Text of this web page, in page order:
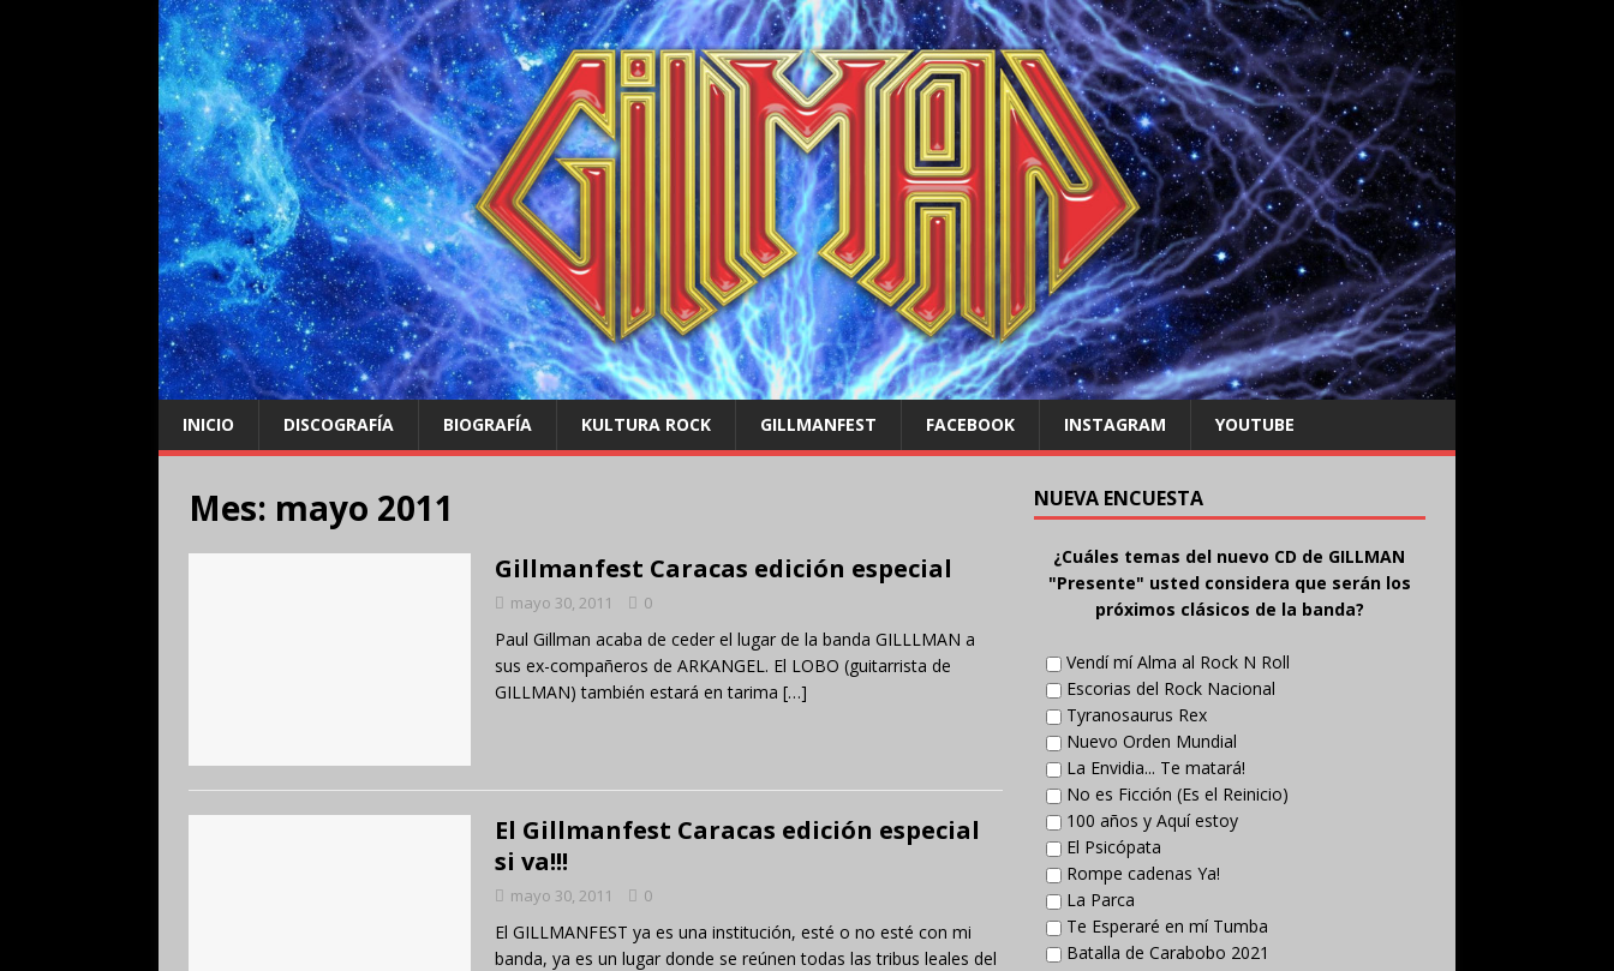
INICIO DISCOGRAFÍA BIOGRAFÍA KULTURA ROCK GILLMANFEST FACEBOOK INSTAGRAM YOUTUBE
Mes: mayo 2011
Gillmanfest Caracas edición especial
mayo 30, 2011 0
Paul Gillman acaba de ceder el lugar de la banda GILLLMAN a
sus ex-compañeros de ARKANGEL. El LOBO (guitarrista de
GILLMAN) también estará en tarima […]
El Gillmanfest Caracas edición especial
si va!!!
mayo 30, 2011 0
El GILLMANFEST ya es una institución, esté o no esté con mi
banda, ya es un lugar donde se reúnen todas las tribus leales del
NUEVA ENCUESTA
¿Cuáles temas del nuevo CD de GILLMAN
"Presente" usted considera que serán los
próximos clásicos de la banda?
Vendí mí Alma al Rock N Roll
Escorias del Rock Nacional
Tyranosaurus Rex
Nuevo Orden Mundial
La Envidia... Te matará!
No es Ficción (Es el Reinicio)
100 años y Aquí estoy
El Psicópata
Rompe cadenas Ya!
La Parca
Te Esperaré en mí Tumba
Batalla de Carabobo 2021